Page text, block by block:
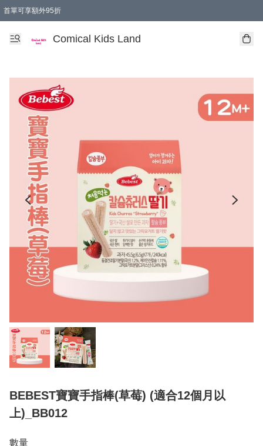
首單可享額外95折
Comical Kids Land
BEBEST寶寶手指棒(草莓) (適合12個月以
上)_BB012
數量